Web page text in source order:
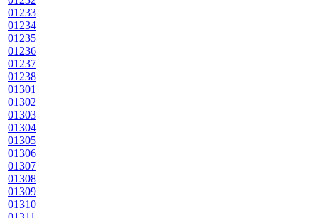
01233
01234
01235
01236
01237
01238
01301
01302
01303
01304
01305
01306
01307
01308
01309
01310